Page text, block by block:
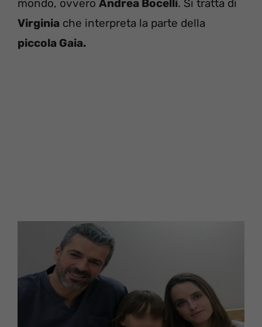
mondo, ovvero Andrea Bocelli. Si tratta di
Virginia che interpreta la parte della
piccola Gaia.